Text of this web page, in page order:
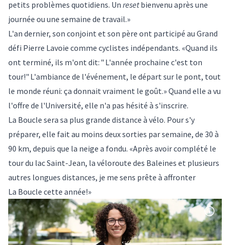
petits problèmes quotidiens. Un resetbienvenu après une
journée ou une semaine de travail.»
L'an dernier, son conjoint et son père ont participé au Grand
défi Pierre Lavoie comme cyclistes indépendants. «Quand ils
ont terminé, ils m'ont dit: " L'année prochaine c'est ton
tour!" L'ambiance de l'événement, le départ sur le pont, tout
le monde réuni: ça donnait vraiment le goût.» Quand elle a vu
l'offre de l'Université, elle n'a pas hésité à s'inscrire.
La Boucle sera sa plus grande distance à vélo. Pour s'y
préparer, elle fait au moins deux sorties par semaine, de 30 à
90 km, depuis que la neige a fondu. «Après avoir complété le
tour du lac Saint-Jean, la véloroute des Baleines et plusieurs
autres longues distances, je me sens prête à affronter
La Boucle cette année!»